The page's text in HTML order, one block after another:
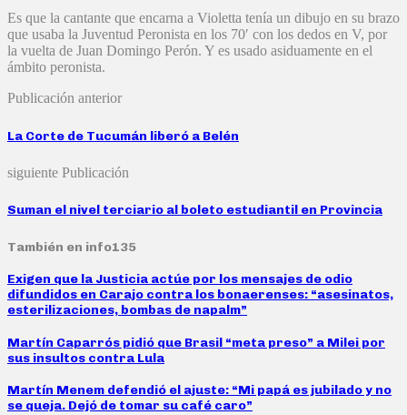
Es que la cantante que encarna a Violetta tenía un dibujo en su brazo
que usaba la Juventud Peronista en los 70′ con los dedos en V, por
la vuelta de Juan Domingo Perón. Y es usado asiduamente en el
ámbito peronista.
Publicación anterior
La Corte de Tucumán liberó a Belén
siguiente Publicación
Suman el nivel terciario al boleto estudiantil en Provincia
También en info135
Exigen que la Justicia actúe por los mensajes de odio
difundidos en Carajo contra los bonaerenses: “asesinatos,
esterilizaciones, bombas de napalm”
Martín Caparrós pidió que Brasil “meta preso” a Milei por
sus insultos contra Lula
Martín Menem defendió el ajuste: “Mi papá es jubilado y no
se queja. Dejó de tomar su café caro”